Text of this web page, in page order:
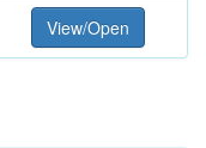
View/Open